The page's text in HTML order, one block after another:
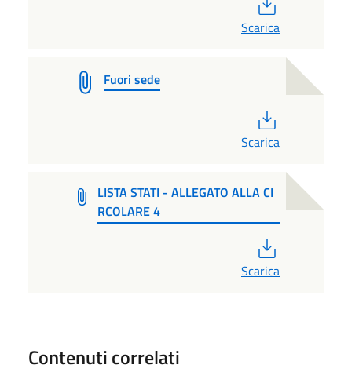
Scarica
Fuori sede
Scarica
LISTA STATI - ALLEGATO ALLA CI
RCOLARE 4
Scarica
Contenuti correlati